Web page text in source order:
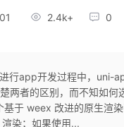
2.4k+ 0
行app开发过程中，uni-
两者的区别，而不知如何
于 weex 改进的原生渲
染；如果使用...